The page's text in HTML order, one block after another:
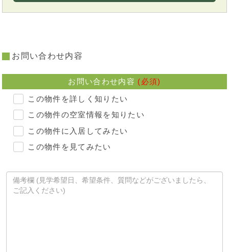
お問い合わせ内容
お問い合わせ内容 (必須)
この物件を詳しく知りたい
この物件の空室情報を知りたい
この物件に入居してみたい
この物件を見てみたい